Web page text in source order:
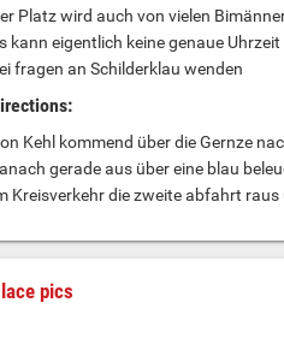
Platz wird auch von vielen
kann eigentlich keine genaue
fragen an Schilderklau wenden
Kehl kommend über die Gernze
gerade aus über eine blau
Kreisverkehr die zweite abfahrt
pics